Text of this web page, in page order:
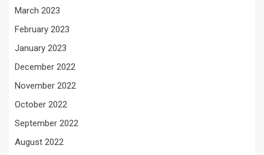
March 2023
February 2023
January 2023
December 2022
November 2022
October 2022
September 2022
August 2022